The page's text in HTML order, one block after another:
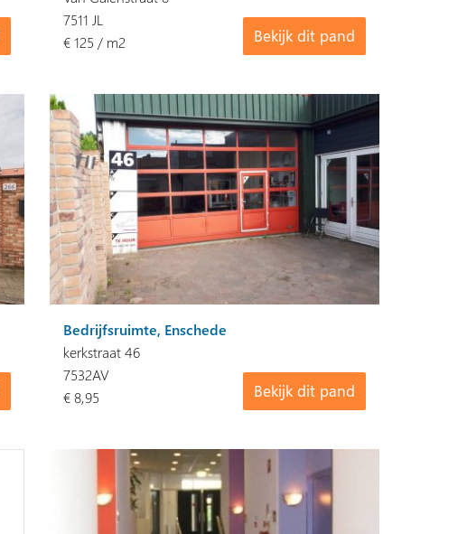
Bekijk dit pand
7511 JL
€ 125 / m2
Bedrijfsruimte, Enschede
kerkstraat 46
Bekijk dit pand
7532AV
€ 8,95